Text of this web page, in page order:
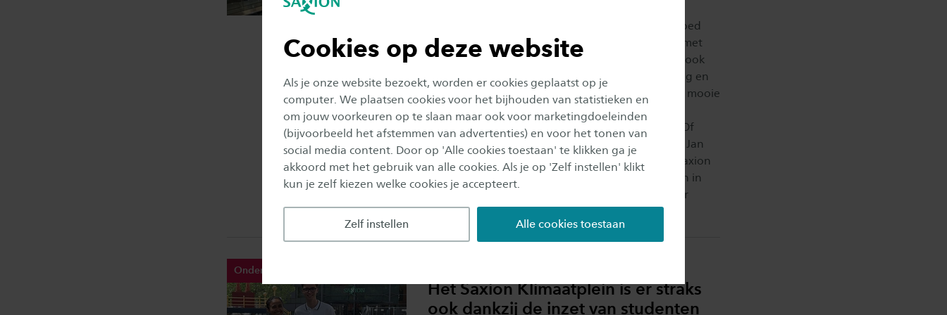
Cookies op deze website
Als je onze website bezoekt, worden er cookies geplaatst op je
computer. We plaatsen cookies voor het bijhouden van statistieken en
om jouw voorkeuren op te slaan maar ook voor marketingdoeleinden
(bijvoorbeeld het afstemmen van advertenties) en voor het tonen van
social media content. Door op 'Alle cookies toestaan' te klikken ga je
akkoord met het gebruik van alle cookies. Als je op 'Zelf instellen' klikt
kun je zelf kiezen welke cookies je accepteert.
Zelf instellen Alle cookies toestaan
toekomstbestendige wereld? Als plek waar het goed
samenleven is: met respect voor de aarde en dus met
minder welvaart ten koste van de ecologie. Maar ook
juist met een groter gevoel van welzijn, verbinding en
zingeving. Het is geen eenvoudige, maar wel een mooie
vraag. Een grote vraag ook. Want hoe bouw je
daarmee aan extra verdieping in ons onderwijs? Of
misschien wel aan heel ander onderwijs? Volgens Jan
Willem de Graaf en Aldo van Duivenboden kan Saxion
daarin mooie stappen zetten. We gingen met hen in
gesprek over Purpose Driven Learning en de Inner
Development Goals.
Onderwijs
Het Saxion Klimaatplein is er straks
ook dankzij de inzet van studenten